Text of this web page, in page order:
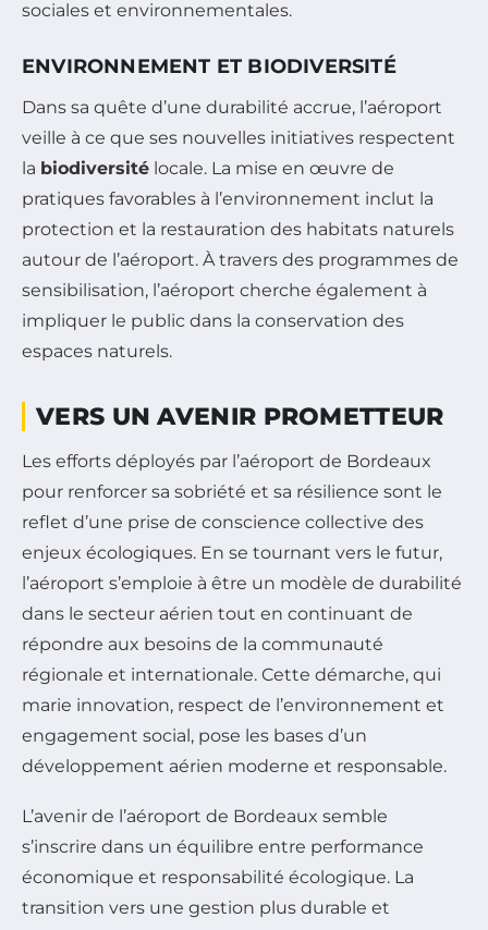
sociales et environnementales.
ENVIRONNEMENT ET BIODIVERSITÉ
Dans sa quête d’une durabilité accrue, l’aéroport
veille à ce que ses nouvelles initiatives respectent
la biodiversité locale. La mise en œuvre de
pratiques favorables à l’environnement inclut la
protection et la restauration des habitats naturels
autour de l’aéroport. À travers des programmes de
sensibilisation, l’aéroport cherche également à
impliquer le public dans la conservation des
espaces naturels.
VERS UN AVENIR PROMETTEUR
Les efforts déployés par l’aéroport de Bordeaux
pour renforcer sa sobriété et sa résilience sont le
reflet d’une prise de conscience collective des
enjeux écologiques. En se tournant vers le futur,
l’aéroport s’emploie à être un modèle de durabilité
dans le secteur aérien tout en continuant de
répondre aux besoins de la communauté
régionale et internationale. Cette démarche, qui
marie innovation, respect de l’environnement et
engagement social, pose les bases d’un
développement aérien moderne et responsable.
L’avenir de l’aéroport de Bordeaux semble
s’inscrire dans un équilibre entre performance
économique et responsabilité écologique. La
transition vers une gestion plus durable et